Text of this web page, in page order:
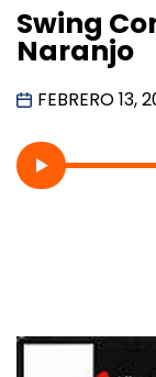
Swing
Naranjo
FEBRERO 13,